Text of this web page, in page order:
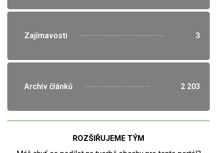
Zajímavosti 3
Archiv článků 2 203
ROZŠIŘUJEME TÝM